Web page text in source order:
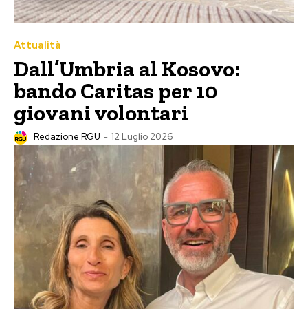
Attualità
Dall’Umbria al Kosovo:
bando Caritas per 10
giovani volontari
Redazione RGU - 12 Luglio 2026